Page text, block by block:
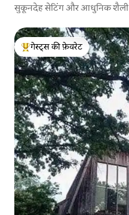
सुकूनदेह सेटिंग और आधुनिक शैली
गेस्ट्स का टॉप फ़ेवरेट
गेस्ट्स की फ़ेवरेट